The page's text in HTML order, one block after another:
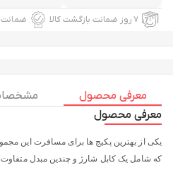
۷ روز ضمانت بازگشت کالا ضمانت
معرفی محصول
معرفی محصول
یکی از بهترین پکیج ها برای مسافرت این
که شامل یک کابل شارژ و چندین مبدل